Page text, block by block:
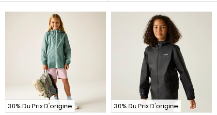
30% Du Prix D'origine
30% Du Prix D'origine